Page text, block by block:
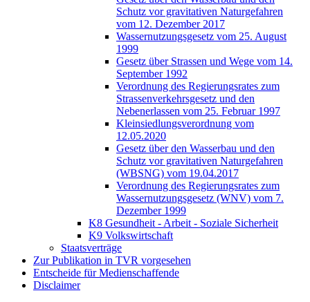
Schutz vor gravitativen Naturgefahren
vom 12. Dezember 2017
Wassernutzungsgesetz vom 25. August
1999
Gesetz über Strassen und Wege vom 14.
September 1992
Verordnung des Regierungsrates zum
Strassenverkehrsgesetz und den
Nebenerlassen vom 25. Februar 1997
Kleinsiedlungsverordnung vom
12.05.2020
Gesetz über den Wasserbau und den
Schutz vor gravitativen Naturgefahren
(WBSNG) vom 19.04.2017
Verordnung des Regierungsrates zum
Wassernutzungsgesetz (WNV) vom 7.
Dezember 1999
K8 Gesundheit - Arbeit - Soziale Sicherheit
K9 Volkswirtschaft
Staatsverträge
Zur Publikation in TVR vorgesehen
Entscheide für Medienschaffende
Disclaimer